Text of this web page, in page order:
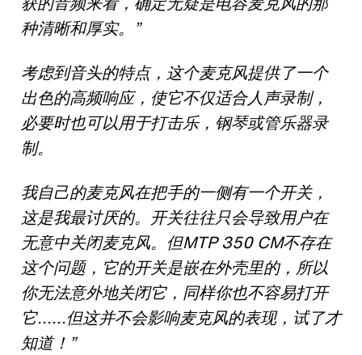
种清晰和厚实。”
考虑到音头的特点，这个麦克风提供了一个
出色的高频响应，使它不仅适合人声录制，
必要时也可以用于打击乐，钢琴或管乐器录
制。
我自己的麦克风在把手的一侧有一个开关，
这是我最讨厌的。开关往往只会导致用户在
无意中关闭麦克风。但MTP 350 CM不存在
这个问题，它的开关是嵌在外壳里的，所以
你无法意外地关闭它，同样你也不容易打开
它......但这并不会影响麦克风的表现，试了才
知道！”